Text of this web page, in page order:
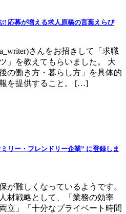
! 応募が増える求人原稿の言葉えらび
さんをお招きして「求職
」を教えてもらいました。 大
の働き方・暮らし方」を具体的
を提供すること。 […]
リー・フレンドリー企業” に登録しま
が難しくなっているようです。
材戦略として、「業務の効率
立」「十分なプライベート時間